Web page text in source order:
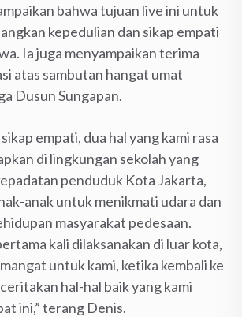
bahwa tujuan live ini untuk
kepedulian dan sikap empati
Ia juga menyampaikan terima
atas sambutan hangat umat
Dusun Sungapan.
empati, dua hal yang kami rasa
di lingkungan sekolah yang
penduduk Kota Jakarta,
anak untuk menikmati udara dan
masyarakat pedesaan.
kali dilaksanakan di luar kota,
untuk kami, ketika kembali ke
hal-hal baik yang kami
ini,” terang Denis.